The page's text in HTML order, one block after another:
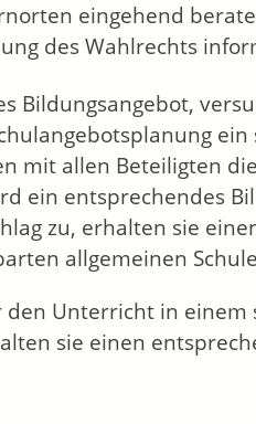
eingehend
des Wahlrechts
Bildungsangebot,
mit allen Beteiligten
ein entsprechendes
zu, erhalten sie
allgemeinen
Unterricht in einem
sie einen